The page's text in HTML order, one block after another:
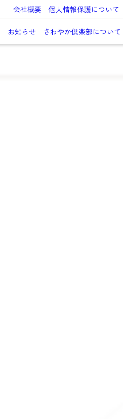
会社概要 個人情報保護について
お知らせ さわやか倶楽部について